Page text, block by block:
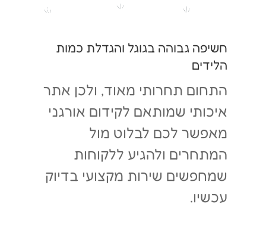
חשיפה גבוהה בגוגל והגדלת כמות
הלידים
התחום תחרותי מאוד, ולכן אתר
איכותי שמותאם לקידום אורגני
מאפשר לכם לבלוט מול
המתחרים ולהגיע ללקוחות
שמחפשים שירות מקצועי בדיוק
עכשיו.